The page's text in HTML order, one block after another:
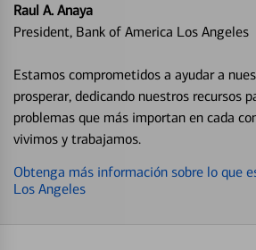
Raul A. Anaya
President, Bank of America Los Angeles
Estamos comprometidos a ayudar a
prosperar, dedicando nuestros recursos
problemas que más importan en cada
vivimos y trabajamos.
Obtenga más información sobre lo que
Los Angeles